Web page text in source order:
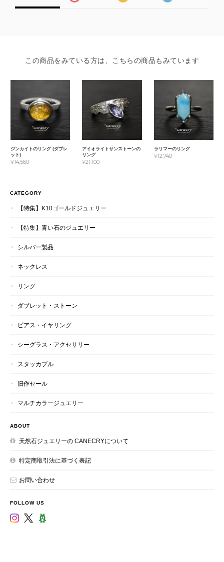
この商品をみている方は、こちらの商品もみています
ジンカイトのリング (ダブレ
ット)
¥14,560
アイオライトサンストーンの
リング
¥21,100
ラリマーのリング
¥12,740
CATEGORY
【特集】K10ゴールドジュエリー
【特集】青い石のジュエリー
シルバー製品
ネックレス
リング
ダブレット・ストーン
ピアス・イヤリング
シーグラス・アクセサリー
スタッカブル
旧作セール
マルチカラージュエリー
ABOUT
天然石ジュエリーの CANECRYについて
特定商取引法に基づく表記
お問い合わせ
FOLLOW US